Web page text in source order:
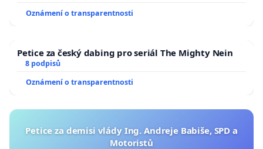
Oznámení o transparentnosti
Petice za český dabing pro seriál The Mighty Nein
8 podpisů
Oznámení o transparentnosti
Petice za demisi vlády Ing. Andreje Babiše, SPD a
Motoristů